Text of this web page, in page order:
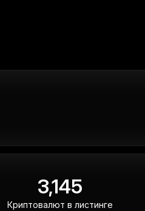
3,145
Криптовалют в листинге